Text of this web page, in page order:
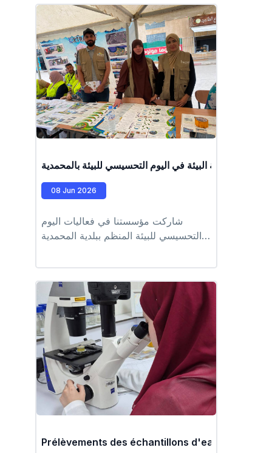
bactériologiques des aliments par les
biologistes du laboratoire.
#EPIC_HUPE #alger
#environnement #laboratoire_hupe
وحماية البيئة في اليوم التحسيسي للبيئة بالمحمدية
08 Jun 2026
شاركت مؤسستنا في فعاليات اليوم
التحسيسي للبيئة المنظم ببلدية المحمدية
محيط أنظف اليوم_العالمي_للبيئة
Prélèvements des échantillons d'eau de mer